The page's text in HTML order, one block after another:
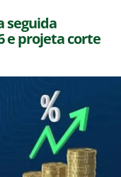
seguida
e projeta corte